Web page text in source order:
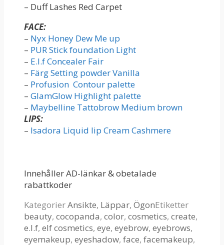
– Duff Lashes Red Carpet
FACE:
– Nyx Honey Dew Me up
– PUR Stick foundation Light
– E.l.f Concealer Fair
– Färg Setting powder Vanilla
– Profusion Contour palette
– GlamGlow Highlight palette
– Maybelline Tattobrow Medium brown
LIPS:
– Isadora Liquid lip Cream Cashmere
Innehåller AD-länkar & obetalade
rabattkoder
KategorierAnsikte, Läppar, ÖgonEtiketter
beauty, cocopanda, color, cosmetics, create,
e.l.f, elf cosmetics, eye, eyebrow, eyebrows,
eyemakeup, eyeshadow, face, facemakeup,